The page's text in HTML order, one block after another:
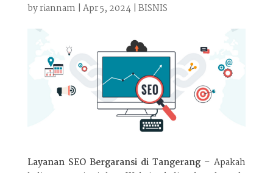
byriannam | Apr 5, 2024| BISNIS
Layanan SEO Bergaransi di Tangerang – Apakah